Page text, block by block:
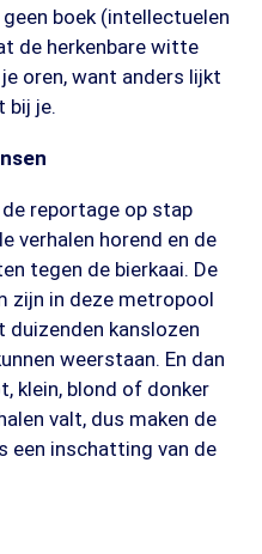
boek (intellectuelen
de herkenbare witte
oren, want anders lijkt
bij je.
reportage op stap
verhalen horend en de
tegen de bierkaai. De
zijn in deze metropool
kanslozen
weerstaan. En dan
klein, blond of donker
valt, dus maken de
een inschatting van de